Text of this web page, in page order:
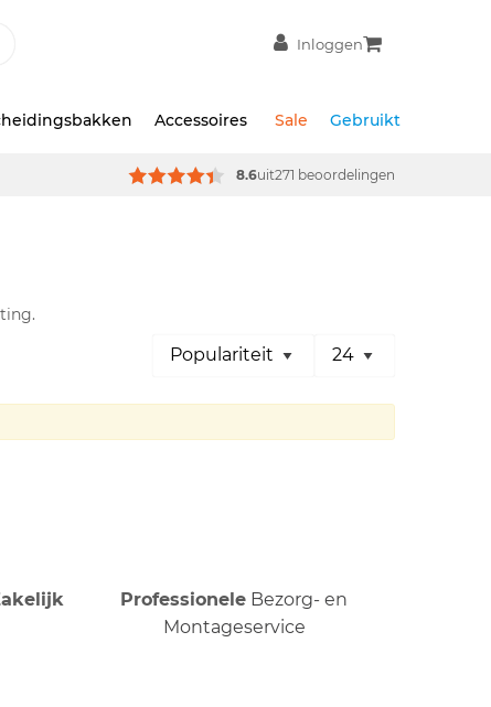
Inloggen
Accessoires Sale Gebruikt
8.6uit271 beoordelingen
Professionele Bezorg- en
Montageservice